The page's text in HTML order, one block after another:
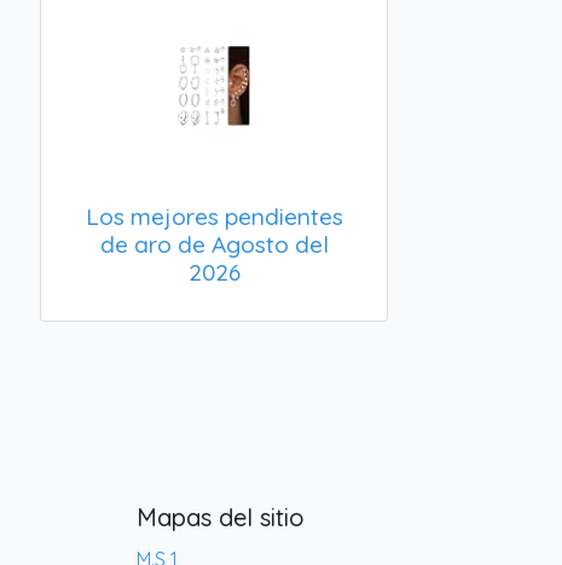
Los mejores pendientes
de aro de Agosto del
2026
Mapas del sitio
M.S 1